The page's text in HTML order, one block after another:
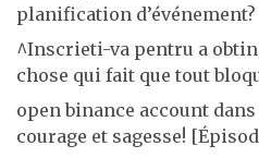
planification
^Inscrieti-va pentru a
chose qui fait que tout
open binance account dans
courage et sagesse!